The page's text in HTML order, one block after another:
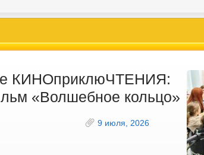
КИНОприклюЧТЕНИЯ:
«Волшебное кольцо»
9 июля, 2026